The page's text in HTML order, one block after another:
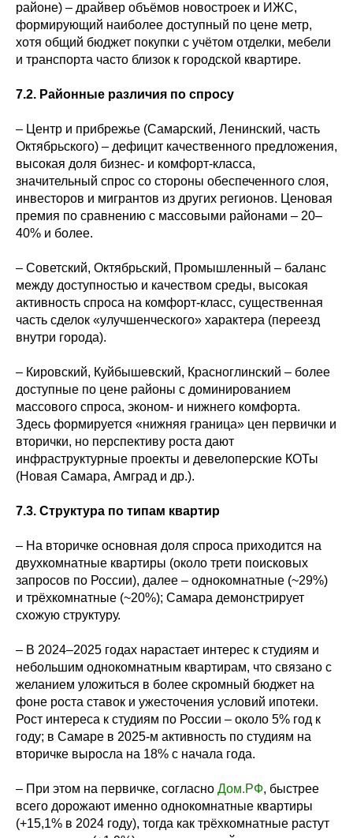
районе) – драйвер объёмов новостроек и ИЖС,
формирующий наиболее доступный по цене метр,
хотя общий бюджет покупки с учётом отделки, мебели
и транспорта часто близок к городской квартире.
7.2. Районные различия по спросу
– Центр и прибрежье (Самарский, Ленинский, часть
Октябрьского) – дефицит качественного предложения,
высокая доля бизнес- и комфорт-класса,
значительный спрос со стороны обеспеченного слоя,
инвесторов и мигрантов из других регионов. Ценовая
премия по сравнению с массовыми районами – 20–
40% и более.
– Советский, Октябрьский, Промышленный – баланс
между доступностью и качеством среды, высокая
активность спроса на комфорт-класс, существенная
часть сделок «улучшенческого» характера (переезд
внутри города).
– Кировский, Куйбышевский, Красноглинский – более
доступные по цене районы с доминированием
массового спроса, эконом- и нижнего комфорта.
Здесь формируется «нижняя граница» цен первички и
вторички, но перспективу роста дают
инфраструктурные проекты и девелоперские КОТы
(Новая Самара, Амград и др.).
7.3. Структура по типам квартир
– На вторичке основная доля спроса приходится на
двухкомнатные квартиры (около трети поисковых
запросов по России), далее – однокомнатные (~29%)
и трёхкомнатные (~20%); Самара демонстрирует
схожую структуру.
– В 2024–2025 годах нарастает интерес к студиям и
небольшим однокомнатным квартирам, что связано с
желанием уложиться в более скромный бюджет на
фоне роста ставок и ужесточения условий ипотеки.
Рост интереса к студиям по России – около 5% год к
году; в Самаре в 2025-м активность по студиям на
вторичке выросла на 18% с начала года.
– При этом на первичке, согласно Дом.РФ, быстрее
всего дорожают именно однокомнатные квартиры
(+15,1% в 2024 году), тогда как трёхкомнатные растут